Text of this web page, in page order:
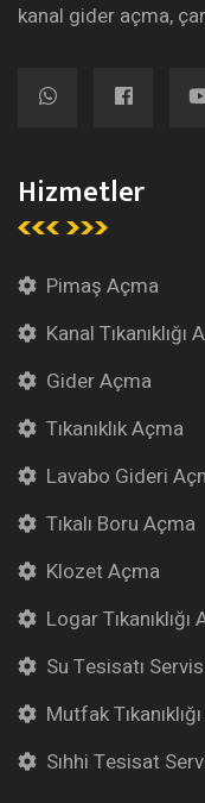
kanal gider açma,
Hizmetler
Pimaş Açma
Kanal Tıkanıklığı
Gider Açma
Tıkanıklık Açma
Lavabo Gideri
Tıkalı Boru Açma
Klozet Açma
Logar Tıkanıklığı
Su Tesisatı
Mutfak
Sıhhi Tesisat